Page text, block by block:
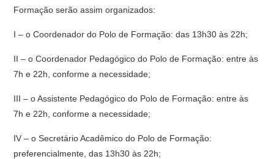
Formação serão assim organizados:
I – o Coordenador do Polo de Formação: das 13h30 às 22h;
II – o Coordenador Pedagógico do Polo de Formação: entre às
7h e 22h, conforme a necessidade;
III – o Assistente Pedagógico do Polo de Formação: entre às
7h e 22h, conforme a necessidade;
IV – o Secretário Acadêmico do Polo de Formação:
preferencialmente, das 13h30 às 22h;